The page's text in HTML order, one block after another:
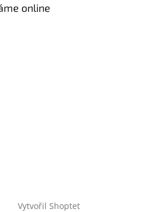
online
Vytvořil Shoptet